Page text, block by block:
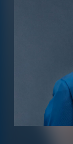
RESPONSIBLY